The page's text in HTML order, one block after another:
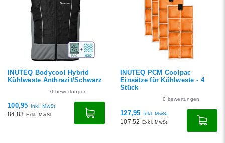
INUTEQ Bodycool Hybrid
Kühlweste Anthrazit/Schwarz
0 bewertungen
100,95 Inkl. MwSt.
84,83 Exkl. MwSt.
INUTEQ PCM Coolpac
Einsätze für Kühlweste - 4
Stück
0 bewertungen
127,95 Inkl. MwSt.
107,52 Exkl. MwSt.